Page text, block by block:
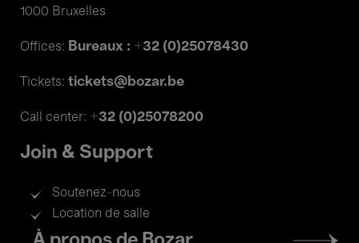
1000 Bruxelles
Offices: Bureaux : +32 (0)25078430
Tickets: tickets@bozar.be
Call center: +32 (0)25078200
Join & Support
Soutenez-nous
Location de salle
Footer